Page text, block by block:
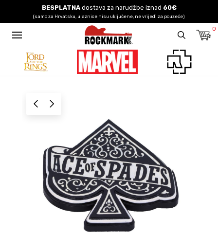
BESPLATNAdostava za narudžbe iznad 60€
(samo za Hrvatsku, ulaznice nisu uključene, ne vrijedi za pouzeće)
0